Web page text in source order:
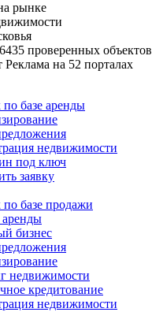
рынке
6435 проверенных объектов
Реклама на 52 порталах
базе аренды
недвижимости
под ключ
заявку
базе продажи
бизнес
недвижимости
кредитование
недвижимости